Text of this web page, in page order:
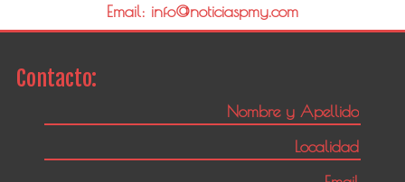
Email: info@noticiaspmy.com
Contacto: